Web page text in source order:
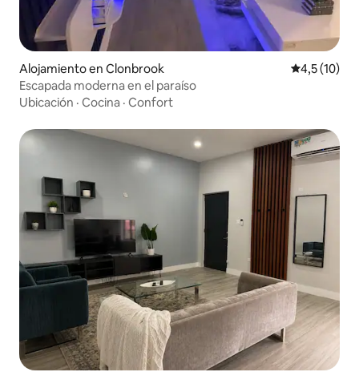
Alojamiento en Clonbrook Calificación
4,5 (10)
Escapada moderna en el paraíso
Ubicación · Cocina · Confort